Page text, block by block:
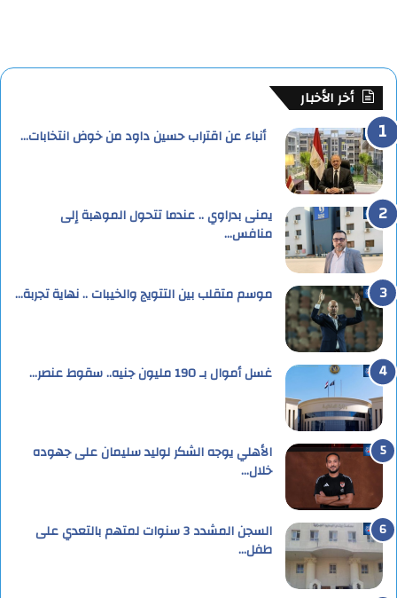
أخر الأخبار
أنباء عن اقتراب حسين داود من خوض انتخابات…
يمنى بدراوي .. عندما تتحول الموهبة إلى
منافس…
موسم متقلب بين التتويج والخيبات .. نهاية تجربة…
غسل أموال بـ 190 مليون جنيه.. سقوط عنصر…
الأهلي يوجه الشكر لوليد سليمان على جهوده
خلال…
السجن المشدد 3 سنوات لمتهم بالتعدي على
طفل…